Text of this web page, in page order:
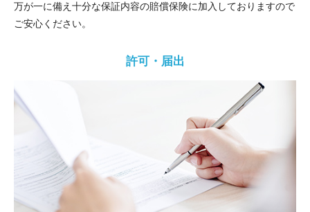
万が一に備え十分な保証内容の賠償保険に加入しておりますので
ご安心ください。
許可・届出